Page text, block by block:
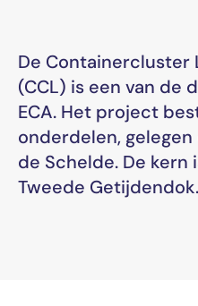
De
(CCL) is een van de
ECA. Het project
onderdelen,
de Schelde. De kern
Tweede Getijdendok.